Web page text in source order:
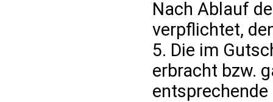
Nach Ablauf
verpflichtet,
5. Die im
erbracht bzw.